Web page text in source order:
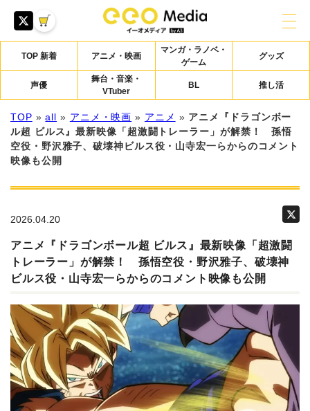
TOP 新着 アニメ・映画
マンガ・ラノベ・
ゲーム
グッズ
声優
舞台・音楽・
VTuber
BL 推し活
TOP »all » アニメ・映画 » アニメ » アニメ『ドラゴンボー
ル超 ビルス』最新映像「超激闘トレーラー」が解禁！ 孫悟
空役・野沢雅⼦、破壊神ビルス役・⼭寺宏⼀らからのコメント
映像も公開
2026.04.20
アニメ『ドラゴンボール超 ビルス』最新映像「超激闘
トレーラー」が解禁！ 孫悟空役・野沢雅⼦、破壊神
ビルス役・⼭寺宏⼀らからのコメント映像も公開